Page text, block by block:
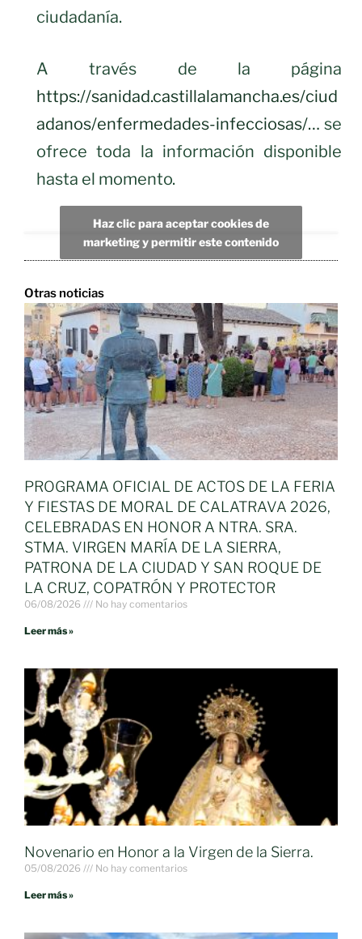
ciudadanía.
A través de la página
https://sanidad.castillalamancha.es/ciud
adanos/enfermedades-infecciosas/… se
ofrece toda la información disponible
hasta el momento.
Haz clic para aceptar cookies de
marketing y permitir este contenido
Otras noticias
PROGRAMA OFICIAL DE ACTOS DE LA FERIA
Y FIESTAS DE MORAL DE CALATRAVA 2026,
CELEBRADAS EN HONOR A NTRA. SRA.
STMA. VIRGEN MARÍA DE LA SIERRA,
PATRONA DE LA CIUDAD Y SAN ROQUE DE
LA CRUZ, COPATRÓN Y PROTECTOR
06/08/2026 No hay comentarios
Leer más »
Novenario en Honor a la Virgen de la Sierra.
05/08/2026 No hay comentarios
Leer más »